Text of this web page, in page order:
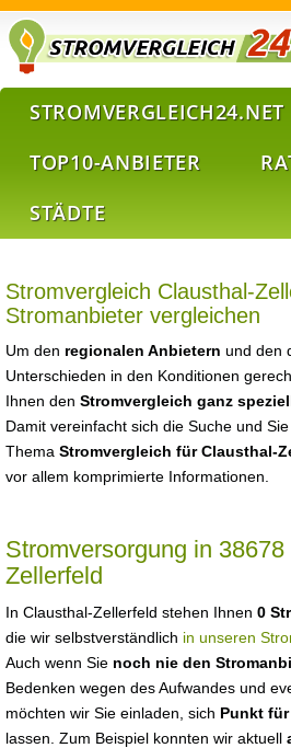
STROMVERGLEICH24.NET
TOP10-ANBIETER
STÄDTE
Stromvergleich Clausthal-
Stromanbieter vergleichen
Um den regionalen Anbietern und den
Unterschieden in den Konditionen
Ihnen den Stromvergleich ganz
Damit vereinfacht sich die Suche und
Thema Stromvergleich für Clausthal-
vor allem komprimierte Informationen.
Stromversorgung in
Zellerfeld
In Clausthal-Zellerfeld stehen Ihnen 0
die wir selbstverständlich in unseren
Auch wenn Sie noch nie den
Bedenken wegen des Aufwandes und
möchten wir Sie einladen, sich Punkt
lassen. Zum Beispiel konnten wir aktuell